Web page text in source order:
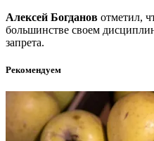
Алексей Богданов отметил,
большинстве своем
запрета.
Рекомендуем